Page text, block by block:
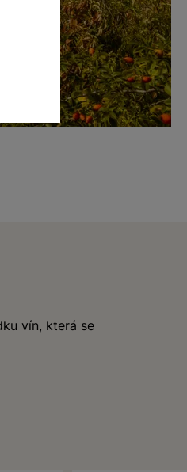
vín, která se